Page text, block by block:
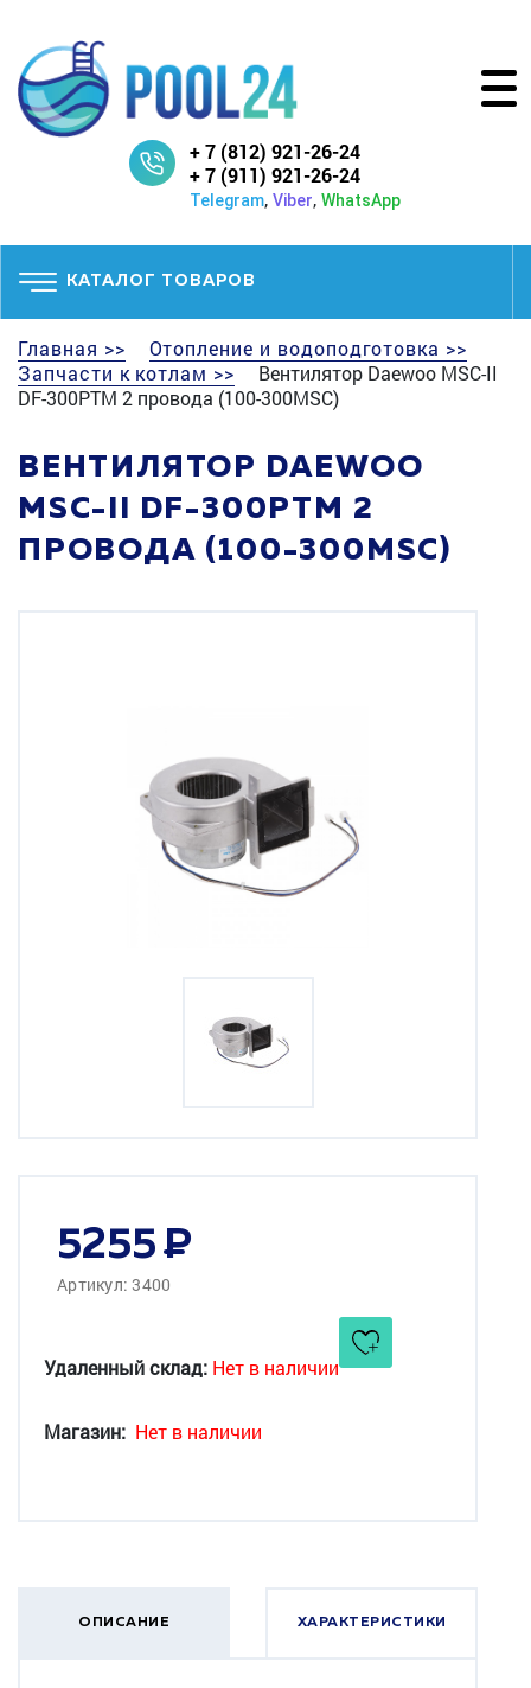
+ 7 (812) 921-26-24
+ 7 (911) 921-26-24
Telegram, Viber, WhatsApp
КАТАЛОГ ТОВАРОВ
Главная >>
Отопление и водоподготовка >>
Запчасти к котлам >>
Вентилятор Daewoo MSC-II
DF-300PTM 2 провода (100-300MSC)
ВЕНТИЛЯТОР DAEWOO
MSC-II DF-300PTM 2
ПРОВОДА (100-300MSC)
5255
Артикул: 3400
Удаленный склад: Нет в наличии
Магазин: Нет в наличии
ОПИСАНИЕ ХАРАКТЕРИСТИКИ